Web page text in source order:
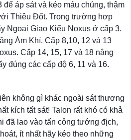
áp sát và kéo máu chúng, thậm
Thiêu Đốt. Trong trường hợp
Ngoại Giao Kiểu Noxus ở cấp 3.
Ám Khí. Cấp 8,10, 12 và 13
Cấp 14, 15, 17 và 18 nâng
đúng các cấp độ 6, 11 và 16.
không gì khác ngoài sát thương
kích tất sát! Talon rất khó có khả
đã lao vào tấn công tướng địch,
ít nhất hãy kéo theo những